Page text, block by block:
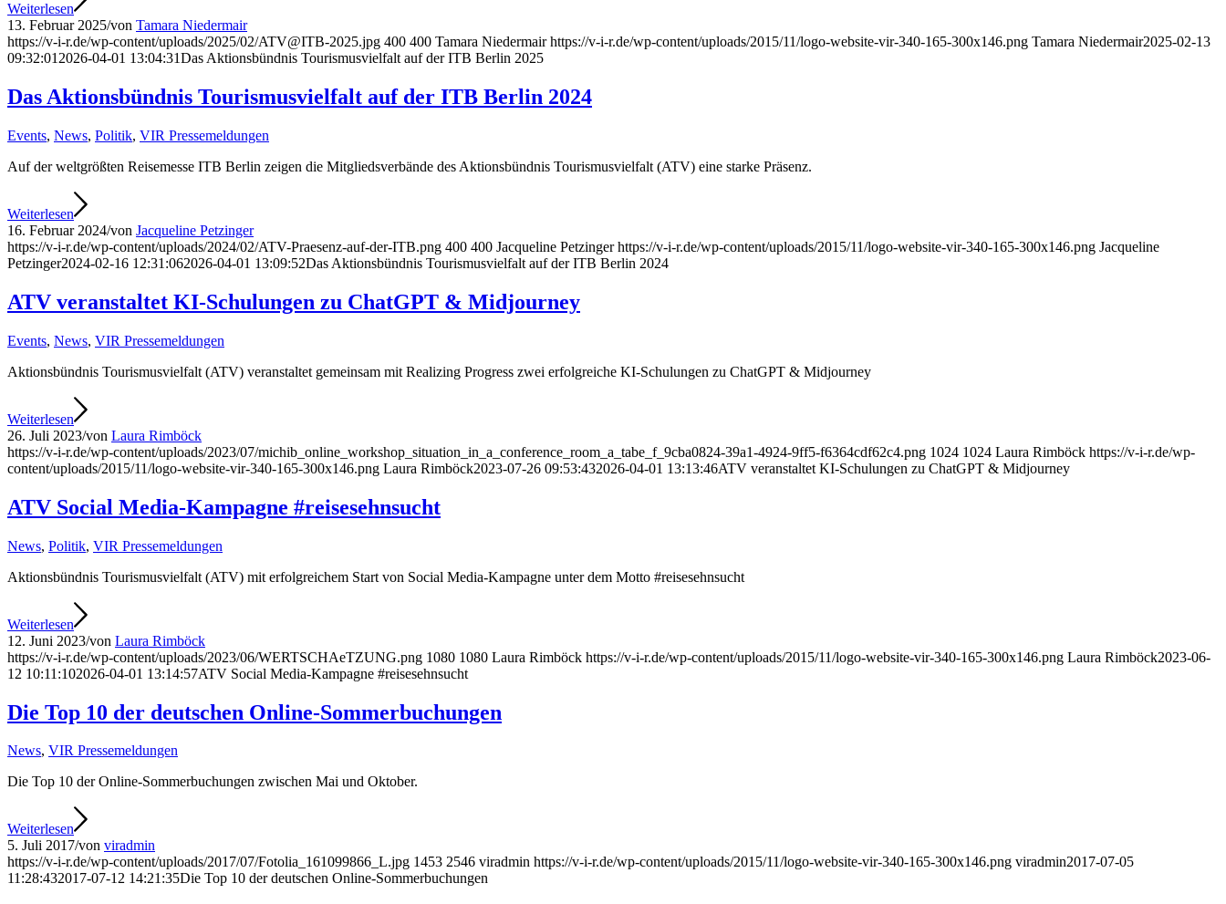
Weiterlesen
13. Februar 2025/von Tamara Niedermair
https://v-i-r.de/wp-content/uploads/2025/02/ATV@ITB-2025.jpg 400 400 Tamara Niedermair https://v-i-r.de/wp-content/uploads/2015/11/logo-website-vir-340-165-300x146.png Tamara Niedermair2025-02-13
09:32:01 2026-04-01 13:04:31Das Aktionsbündnis Tourismusvielfalt auf der ITB Berlin 2025
Das Aktionsbündnis Tourismusvielfalt auf der ITB Berlin 2024
Events, News, Politik, VIR Pressemeldungen
Auf der weltgrößten Reisemesse ITB Berlin zeigen die Mitgliedsverbände des Aktionsbündnis Tourismusvielfalt (ATV) eine starke Präsenz.
Weiterlesen
16. Februar 2024/von Jacqueline Petzinger
https://v-i-r.de/wp-content/uploads/2024/02/ATV-Praesenz-auf-der-ITB.png 400 400 Jacqueline Petzinger https://v-i-r.de/wp-content/uploads/2015/11/logo-website-vir-340-165-300x146.png Jacqueline
Petzinger2024-02-16 12:31:062026-04-01 13:09:52Das Aktionsbündnis Tourismusvielfalt auf der ITB Berlin 2024
ATV veranstaltet KI-Schulungen zu ChatGPT & Midjourney
Events, News, VIR Pressemeldungen
Aktionsbündnis Tourismusvielfalt (ATV) veranstaltet gemeinsam mit Realizing Progress zwei erfolgreiche KI-Schulungen zu ChatGPT & Midjourney
Weiterlesen
26. Juli 2023/von Laura Rimböck
https://v-i-r.de/wp-content/uploads/2023/07/michib_online_workshop_situation_in_a_conference_room_a_tabe_f_9cba0824-39a1-4924-9ff5-f6364cdf62c4.png 1024 1024 Laura Rimböck https://v-i-r.de/wp-
content/uploads/2015/11/logo-website-vir-340-165-300x146.png Laura Rimböck2023-07-26 09:53:432026-04-01 13:13:46ATV veranstaltet KI-Schulungen zu ChatGPT & Midjourney
ATV Social Media-Kampagne #reisesehnsucht
News, Politik, VIR Pressemeldungen
Aktionsbündnis Tourismusvielfalt (ATV) mit erfolgreichem Start von Social Media-Kampagne unter dem Motto #reisesehnsucht
Weiterlesen
12. Juni 2023/von Laura Rimböck
https://v-i-r.de/wp-content/uploads/2023/06/WERTSCHAeTZUNG.png 1080 1080 Laura Rimböck https://v-i-r.de/wp-content/uploads/2015/11/logo-website-vir-340-165-300x146.png Laura Rimböck2023-06-
12 10:11:102026-04-01 13:14:57ATV Social Media-Kampagne #reisesehnsucht
Die Top 10 der deutschen Online-Sommerbuchungen
News, VIR Pressemeldungen
Die Top 10 der Online-Sommerbuchungen zwischen Mai und Oktober.
Weiterlesen
5. Juli 2017/von viradmin
https://v-i-r.de/wp-content/uploads/2017/07/Fotolia_161099866_L.jpg 1453 2546 viradmin https://v-i-r.de/wp-content/uploads/2015/11/logo-website-vir-340-165-300x146.png viradmin2017-07-05
11:28:432017-07-12 14:21:35Die Top 10 der deutschen Online-Sommerbuchungen